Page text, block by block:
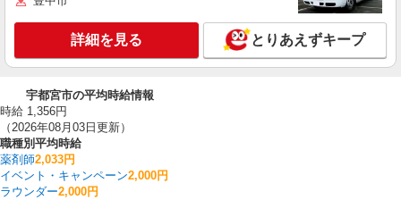
詳細を見る とりあえずキープ
宇都宮市の平均時給情報
時給 1,356円
（2026年08月03日更新）
職種別平均時給
薬剤師2,033円
イベント・キャンペーン2,000円
ラウンダー2,000円